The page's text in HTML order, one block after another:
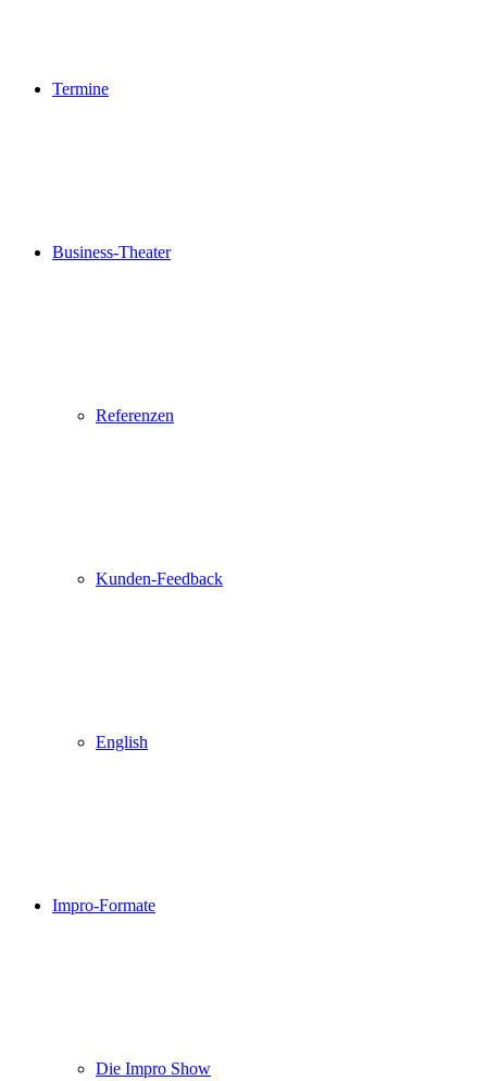
Termine
Business-Theater
Referenzen
Kunden-Feedback
English
Impro-Formate
Die Impro Show